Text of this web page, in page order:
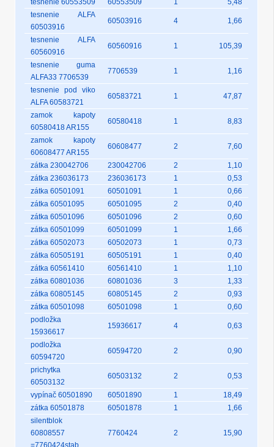
tesnenie 60553509 60553509 1
5,48
tesnenie ALFA
60503916
60503916 4 1,66
tesnenie ALFA
60560916
60560916 1 105,39
tesnenie guma
ALFA33 7706539
7706539 1 1,16
tesnenie pod viko
ALFA 60583721
60583721 1 47,87
zamok kapoty
60580418 AR155
60580418 1 8,83
zamok kapoty
60608477 AR155
60608477 2 7,60
zátka 230042706 230042706 2
1,10
zátka 236036173
236036173 1
0,53
zátka 60501091
60501091 1
0,66
zátka 60501095
60501095 2
0,40
zátka 60501096
60501096 2
0,60
zátka 60501099
60501099 1
1,66
zátka 60502073
60502073 1
0,73
zátka 60505191
60505191 1
0,40
zátka 60561410
60561410 1
1,10
zátka 60801036
60801036 3
1,33
zátka 60805145
60805145 2
0,93
zátka 60501098
60501098 1
0,60
podložka
15936617
15936617 4 0,63
podložka
60594720
60594720 2 0,90
prichytka
60503132
60503132 2 0,53
vypínač 60501890 60501890 1
18,49
zátka 60501878
60501878 1
1,66
silentblok
60808557
=7760424stab
7760424 2 15,90